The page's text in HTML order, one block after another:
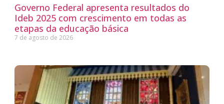
Governo Federal apresenta resultados do
Ideb 2025 com crescimento em todas as
etapas da educação básica
7 de agosto de 2026